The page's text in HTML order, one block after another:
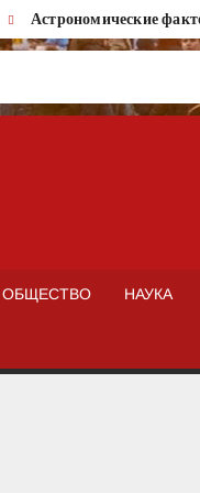
Астрономические
ОБЩЕСТВО НАУКА